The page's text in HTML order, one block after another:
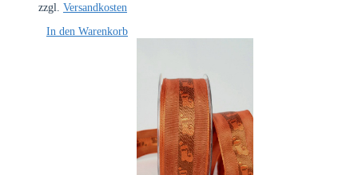
zzgl. Versandkosten
In den Warenkorb